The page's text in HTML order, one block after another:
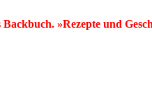
»Rezepte und